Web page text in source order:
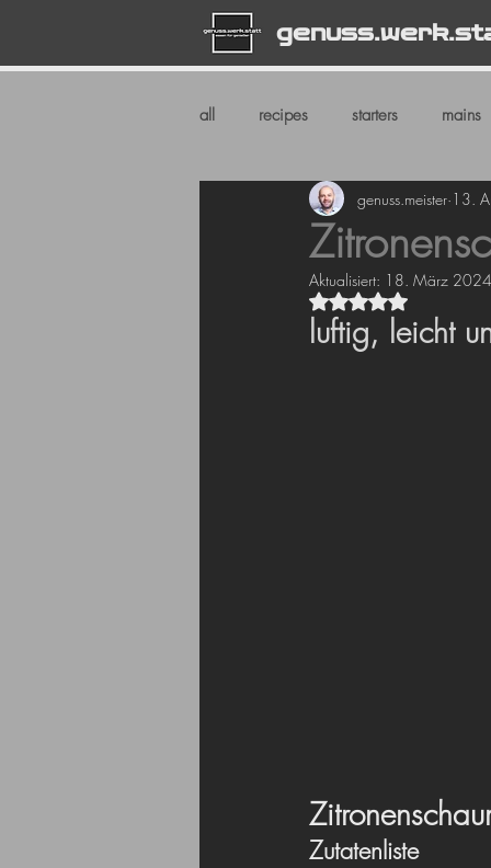
all recipes starters mains
genuss.meister 13.
Aktualisiert: 18. März 2024
Mit NaN von 5
luftig, leicht
Zutatenliste